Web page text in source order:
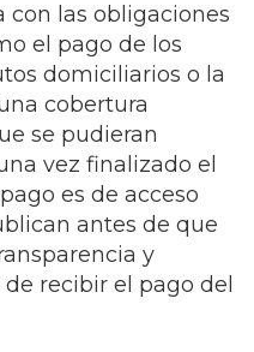
las obligaciones
el pago de los
domiciliarios o la
cobertura
se pudieran
vez finalizado el
es de acceso
antes de que
y
recibir el pago del